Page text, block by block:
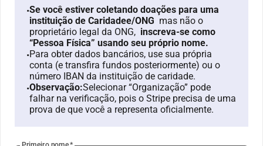
•Se você estiver coletando doações para uma
instituição de Caridadee/ONG mas não o
proprietário legal da ONG, inscreva-se como
“Pessoa Física” usando seu próprio nome.
•Para obter dados bancários, use sua própria
conta (e transfira fundos posteriormente) ou o
número IBAN da instituição de caridade.
•Observação:Selecionar “Organização” pode
falhar na verificação, pois o Stripe precisa de uma
prova de que você a representa oficialmente.